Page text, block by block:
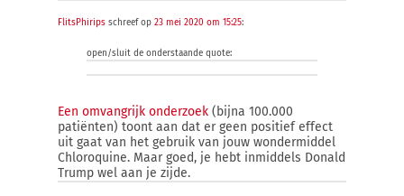
FlitsPhirips schreef op 23 mei 2020 om 15:25:
open/sluit de onderstaande quote:
Een omvangrijk onderzoek (bijna 100.000
patiënten) toont aan dat er geen positief effect
uit gaat van het gebruik van jouw wondermiddel
Chloroquine. Maar goed, je hebt inmiddels Donald
Trump wel aan je zijde.